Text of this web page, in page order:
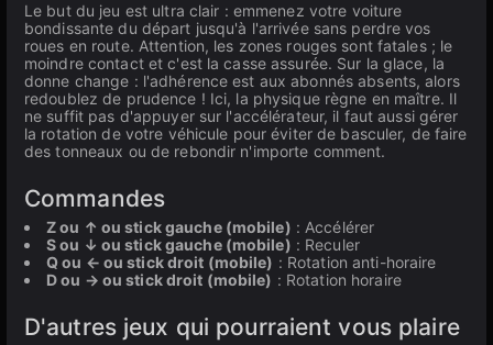
Le but du jeu est ultra clair : emmenez votre voiture
bondissante du départ jusqu'à l'arrivée sans perdre vos
roues en route. Attention, les zones rouges sont fatales ; le
moindre contact et c'est la casse assurée. Sur la glace, la
donne change : l'adhérence est aux abonnés absents, alors
redoublez de prudence ! Ici, la physique règne en maître. Il
ne suffit pas d'appuyer sur l'accélérateur, il faut aussi gérer
la rotation de votre véhicule pour éviter de basculer, de faire
des tonneaux ou de rebondir n'importe comment.
Commandes
Z ou ↑ ou stick gauche (mobile) : Accélérer
S ou ↓ ou stick gauche (mobile) : Reculer
Q ou ← ou stick droit (mobile) : Rotation anti-horaire
D ou → ou stick droit (mobile) : Rotation horaire
D'autres jeux qui pourraient vous plaire